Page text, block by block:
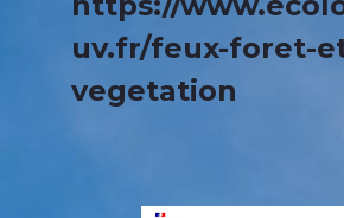
uv.fr/feux-foret-
vegetation